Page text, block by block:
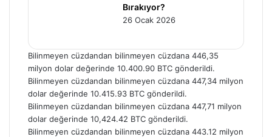
Bırakıyor?
26 Ocak 2026
Bilinmeyen cüzdandan bilinmeyen cüzdana 446,35
milyon dolar değerinde 10.400.90 BTC gönderildi.
Bilinmeyen cüzdandan bilinmeyen cüzdana 447,34 milyon
dolar değerinde 10.415.93 BTC gönderildi.
Bilinmeyen cüzdandan bilinmeyen cüzdana 447,71 milyon
dolar değerinde 10,424.42 BTC gönderildi.
Bilinmeyen cüzdandan bilinmeyen cüzdana 443.12 milyon